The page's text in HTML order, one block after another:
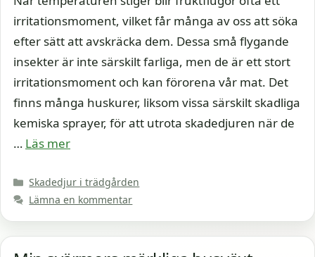
irritationsmoment, vilket får många av oss att söka
efter sätt att avskräcka dem. Dessa små flygande
insekter är inte särskilt farliga, men de är ett stort
irritationsmoment och kan förorena vår mat. Det
finns många huskurer, liksom vissa särskilt skadliga
kemiska sprayer, för att utrota skadedjuren när de
… Läs mer
Kategorier
Skadedjur i trädgården
Lämna en kommentar